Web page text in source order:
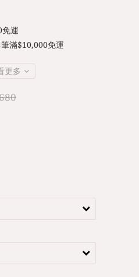
運
滿$10,000免運
更多